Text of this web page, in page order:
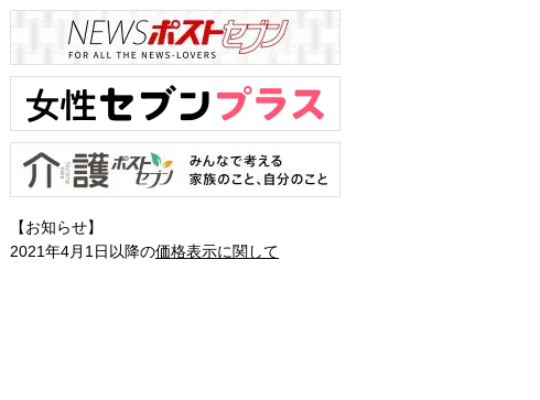
【お知らせ】
2021年4月1日以降の価格表示に関して